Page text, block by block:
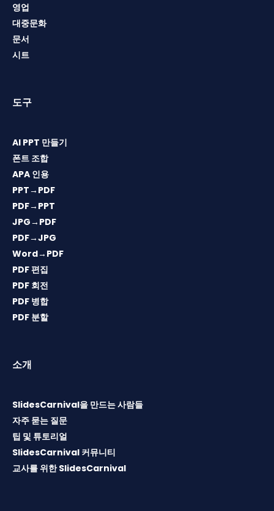
영업
대중문화
문서
시트
도구
AI PPT 만들기
폰트 조합
APA 인용
PPT→PDF
PDF→PPT
JPG→PDF
PDF→JPG
Word→PDF
PDF 편집
PDF 회전
PDF 병합
PDF 분할
소개
SlidesCarnival을 만드는 사람들
자주 묻는 질문
팁 및 튜토리얼
SlidesCarnival 커뮤니티
교사를 위한 SlidesCarnival